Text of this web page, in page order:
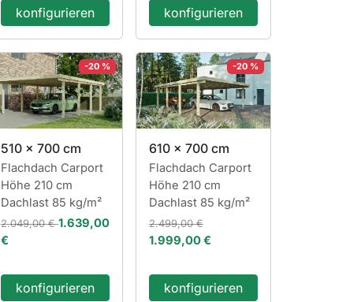
konfigurieren konfigurieren
-20 %
510 x 700 cm
Flachdach Carport
Höhe 210 cm
Dachlast 85 kg/m²
2.049,00 €1.639,00
€
konfigurieren
-20 %
610 x 700 cm
Flachdach Carport
Höhe 210 cm
Dachlast 85 kg/m²
2.499,00 €
1.999,00 €
konfigurieren